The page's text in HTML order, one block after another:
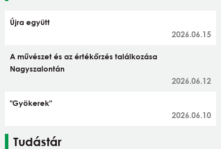
Újra együtt
2026.06.15
A művészet és az értékőrzés találkozása
Nagyszalontán
2026.06.12
"Gyökerek"
2026.06.10
Tudástár